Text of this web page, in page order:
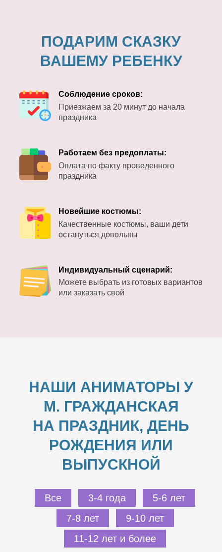
ПОДАРИМ СКАЗКУ
ВАШЕМУ РЕБЕНКУ
Соблюдение сроков:
Приезжаем за 20 минут до начала
праздника
Работаем без предоплаты:
Оплата по факту проведенного
праздника
Новейшие костюмы:
Качественные костюмы, ваши дети
остануться довольны
Индивидуальный сценарий:
Можете выбрать из готовых вариантов
или заказать свой
НАШИ АНИМАТОРЫ У
М. ГРАЖДАНСКАЯ
НА ПРАЗДНИК, ДЕНЬ
РОЖДЕНИЯ ИЛИ
ВЫПУСКНОЙ
Все 3-4 года
5-6 лет
7-8 лет
9-10 лет
11-12 лет и более